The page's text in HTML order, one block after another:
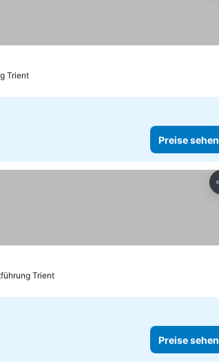
Trient
Preise sehen
Trient
Preise sehen